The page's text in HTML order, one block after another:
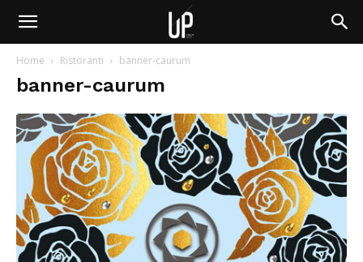
Home Ristoranti banner-caurum
banner-caurum